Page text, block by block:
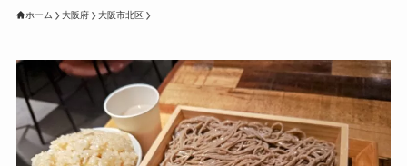
ホーム 大阪府 大阪市北区